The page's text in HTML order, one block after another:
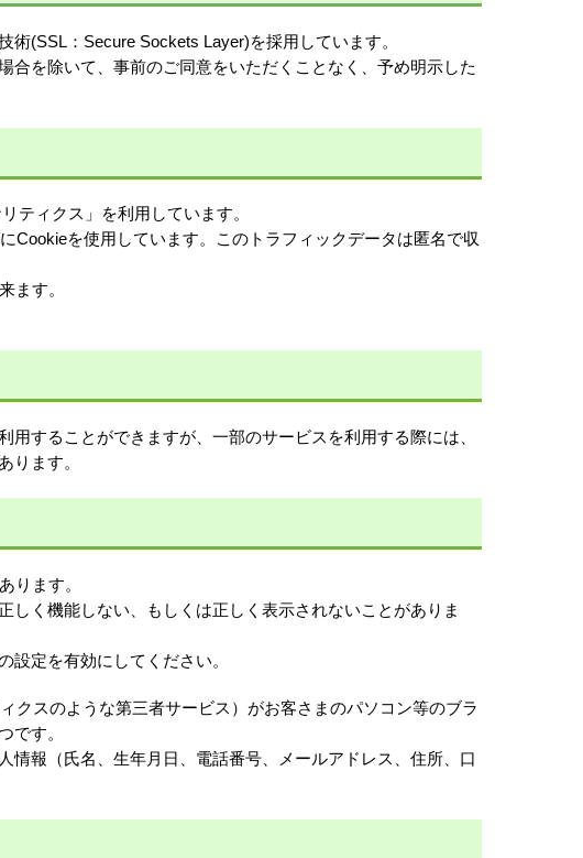
(SSL：Secure Sockets Layer)を採用しています。
を除いて、事前のご同意をいただくことなく、予め明示した
ティクス」を利用しています。
Cookieを使用しています。このトラフィックデータは匿名で収
ます。
することができますが、一部のサービスを利用する際には、
ります。
ります。
く機能しない、もしくは正しく表示されないことがありま
設定を有効にしてください。
クスのような第三者サービス）がお客さまのパソコン等のブラ
です。
報（氏名、生年月日、電話番号、メールアドレス、住所、口